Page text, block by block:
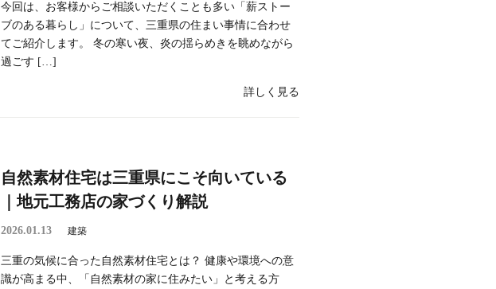
今回は、お客様からご相談いただくことも多い「薪ストー
ブのある暮らし」について、三重県の住まい事情に合わせ
てご紹介します。 冬の寒い夜、炎の揺らめきを眺めながら
過ごす […]
詳しく見る
自然素材住宅は三重県にこそ向いている
｜地元工務店の家づくり解説
2026.01.13 建築
三重の気候に合った自然素材住宅とは？ 健康や環境への意
識が高まる中、「自然素材の家に住みたい」と考える方